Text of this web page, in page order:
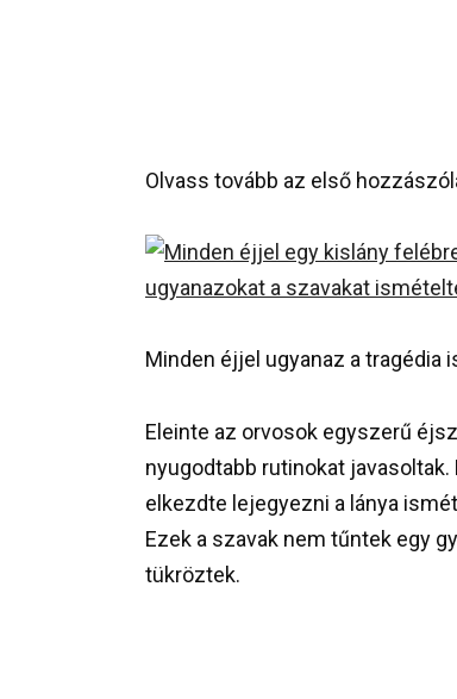
Olvass tovább az első
Minden éjjel ugyanaz a
Eleinte az orvosok egyszerű
nyugodtabb rutinokat
elkezdte lejegyezni a lánya
Ezek a szavak nem tűntek egy
tükröztek.